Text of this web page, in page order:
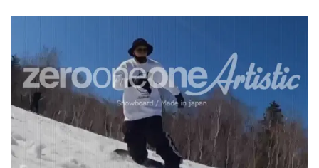
NITRO
NORTHWAVE
RIDE
SALOMON